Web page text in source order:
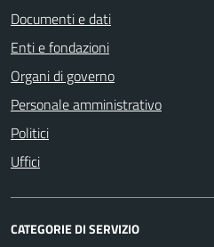
Documenti e dati
Enti e fondazioni
Organi di governo
Personale amministrativo
Politici
Uffici
CATEGORIE DI SERVIZIO